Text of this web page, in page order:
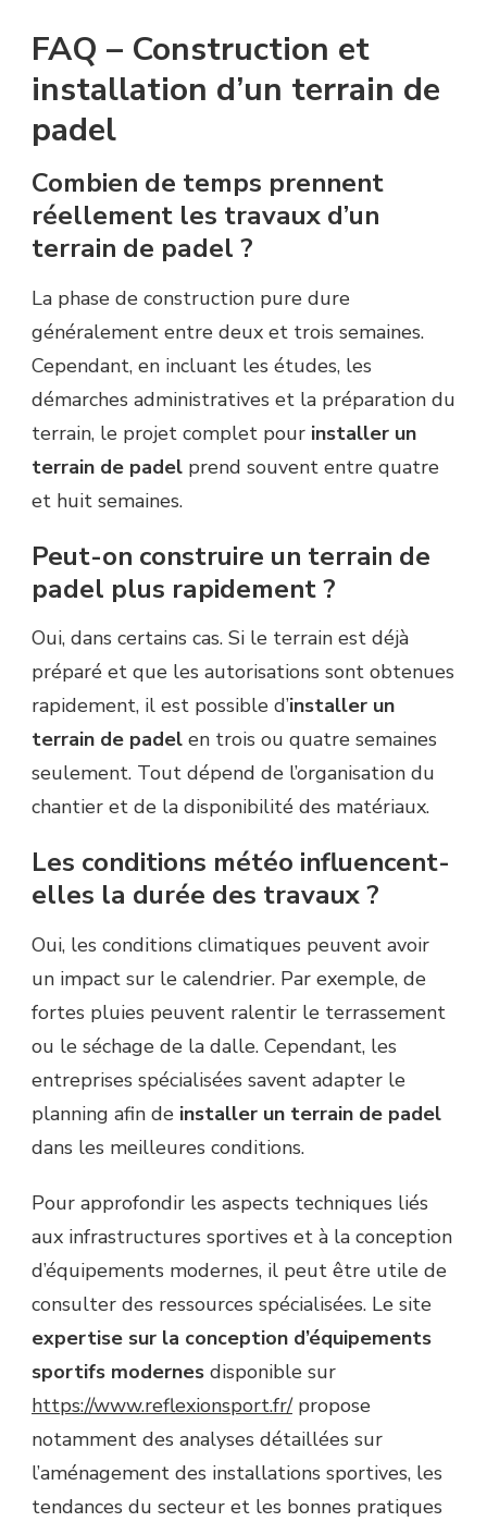
FAQ – Construction et
installation d’un terrain de
padel
Combien de temps prennent
réellement les travaux d’un
terrain de padel ?
La phase de construction pure dure
généralement entre deux et trois semaines.
Cependant, en incluant les études, les
démarches administratives et la préparation du
terrain, le projet complet pour installer un
terrain de padel prend souvent entre quatre
et huit semaines.
Peut-on construire un terrain de
padel plus rapidement ?
Oui, dans certains cas. Si le terrain est déjà
préparé et que les autorisations sont obtenues
rapidement, il est possible d’installer un
terrain de padel en trois ou quatre semaines
seulement. Tout dépend de l’organisation du
chantier et de la disponibilité des matériaux.
Les conditions météo influencent-
elles la durée des travaux ?
Oui, les conditions climatiques peuvent avoir
un impact sur le calendrier. Par exemple, de
fortes pluies peuvent ralentir le terrassement
ou le séchage de la dalle. Cependant, les
entreprises spécialisées savent adapter le
planning afin de installer un terrain de padel
dans les meilleures conditions.
Pour approfondir les aspects techniques liés
aux infrastructures sportives et à la conception
d’équipements modernes, il peut être utile de
consulter des ressources spécialisées. Le site
expertise sur la conception d’équipements
sportifs modernes disponible sur
https://www.reflexionsport.fr/propose
notamment des analyses détaillées sur
l’aménagement des installations sportives, les
tendances du secteur et les bonnes pratiques